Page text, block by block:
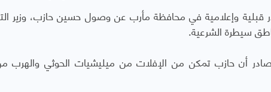
وإعلامية في محافظة مأرب عن وصول حسين حازب، وزير
سيطرة الشرعية.
أن حازب تمكن من الإفلات من ميليشيات الحوثي